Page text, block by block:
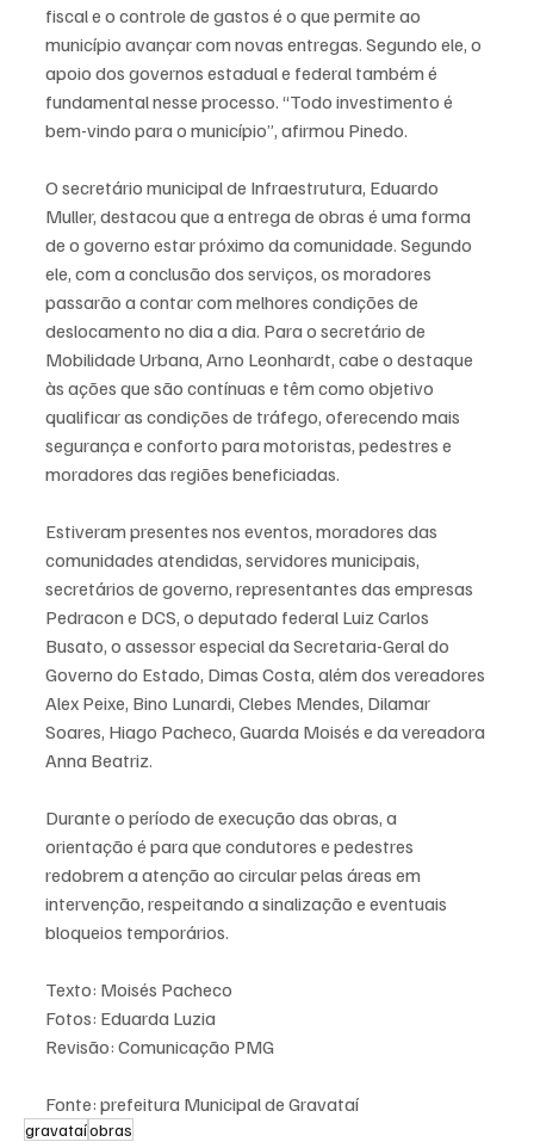
fiscal e o controle de gastos é o que permite ao
município avançar com novas entregas. Segundo ele, o
apoio dos governos estadual e federal também é
fundamental nesse processo. “Todo investimento é
bem-vindo para o município”, afirmou Pinedo.
O secretário municipal de Infraestrutura, Eduardo
Muller, destacou que a entrega de obras é uma forma
de o governo estar próximo da comunidade. Segundo
ele, com a conclusão dos serviços, os moradores
passarão a contar com melhores condições de
deslocamento no dia a dia. Para o secretário de
Mobilidade Urbana, Arno Leonhardt, cabe o destaque
às ações que são contínuas e têm como objetivo
qualificar as condições de tráfego, oferecendo mais
segurança e conforto para motoristas, pedestres e
moradores das regiões beneficiadas.
Estiveram presentes nos eventos, moradores das
comunidades atendidas, servidores municipais,
secretários de governo, representantes das empresas
Pedracon e DCS, o deputado federal Luiz Carlos
Busato, o assessor especial da Secretaria-Geral do
Governo do Estado, Dimas Costa, além dos vereadores
Alex Peixe, Bino Lunardi, Clebes Mendes, Dilamar
Soares, Hiago Pacheco, Guarda Moisés e da vereadora
Anna Beatriz.
Durante o período de execução das obras, a
orientação é para que condutores e pedestres
redobrem a atenção ao circular pelas áreas em
intervenção, respeitando a sinalização e eventuais
bloqueios temporários.
Texto: Moisés Pacheco
Fotos: Eduarda Luzia
Revisão: Comunicação PMG
Fonte: prefeitura Municipal de Gravataí
gravataíobras